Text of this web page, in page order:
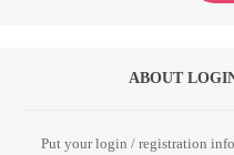
ABOUT
Put your login / registration